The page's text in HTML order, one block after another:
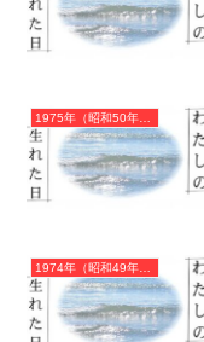
1975年（昭和50年）乙卯（きのとう）・卯年（うさぎ年）カレンダー（月曜はじまり）
1974年（昭和49年）甲寅（きのえとら）・寅年（とら年）カレンダー（月曜はじまり）